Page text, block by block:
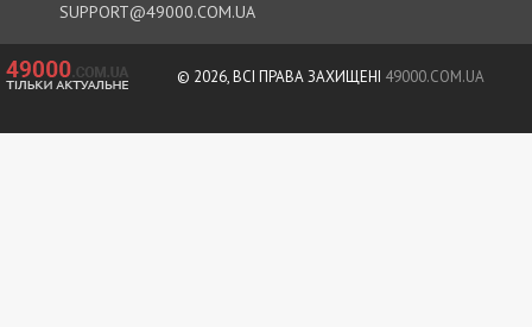
SUPPORT@49000.COM.UA
© 2026, ВСІ ПРАВА ЗАХИЩЕНІ 49000.COM.UA